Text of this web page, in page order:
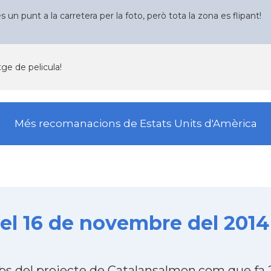
un punt a la carretera per la foto, però tota la zona es flipant!
de pelicula!
Més recomanacions de Estats Units d'Amèrica
16 de novembre del 2014